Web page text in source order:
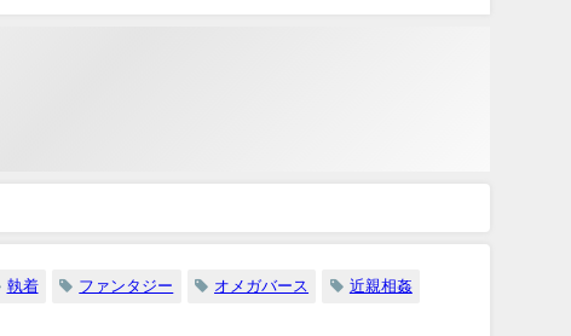
執着 ファンタジー オメガバース 近親相姦